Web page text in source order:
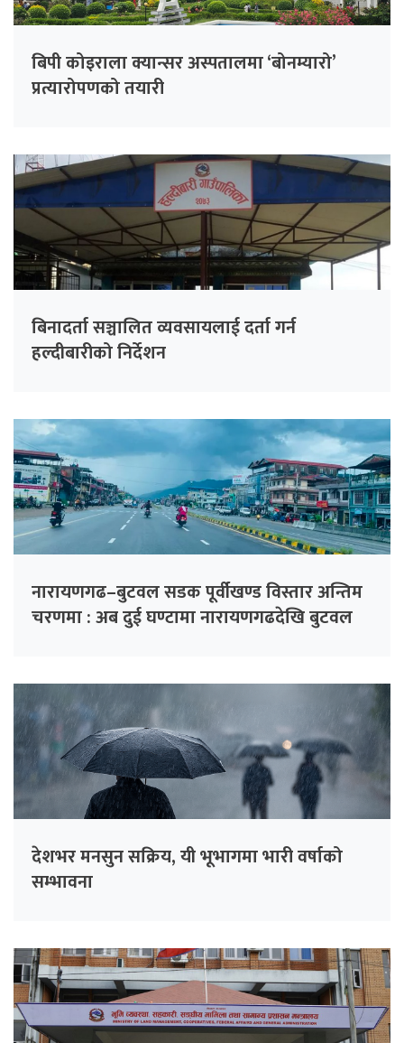
बिपी कोइराला क्यान्सर अस्पतालमा ‘बोनम्यारो’
प्रत्यारोपणको तयारी
बिनादर्ता सञ्चालित व्यवसायलाई दर्ता गर्न
हल्दीबारीको निर्देशन
नारायणगढ–बुटवल सडक पूर्वीखण्ड विस्तार अन्तिम
चरणमा : अब दुई घण्टामा नारायणगढदेखि बुटवल
देशभर मनसुन सक्रिय, यी भूभागमा भारी वर्षाको
सम्भावना